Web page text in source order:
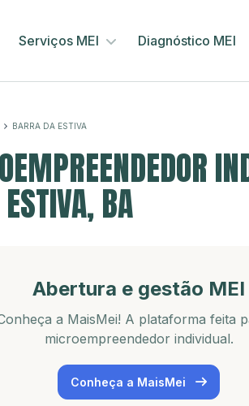
Serviços MEI Diagnóstico MEI
BARRA DA ESTIVA
BA
Abertura e gestão MEI
a MaisMei! A plataforma feita
microempreendedor individual.
Conheça a MaisMei